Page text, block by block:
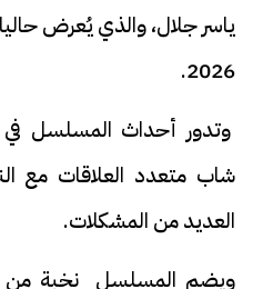
ياسر جلال، والذي يُعرض
2026.
وتدور أحداث المسلسل
شاب متعدد العلاقات مع
العديد من المشكلات.
ويضم المسلسل نخبة من